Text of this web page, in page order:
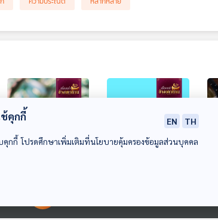
เรื่องเล่าข้างเตาถ่าน เรื่องเล่าข้างเตาถ่าน เรื่
คุกกี้ EN
TH
บคุกกี้ โปรดศึกษาเพิ่มเติมที่นโยบายคุ้มครองข้อมูลส่วนบุคคล